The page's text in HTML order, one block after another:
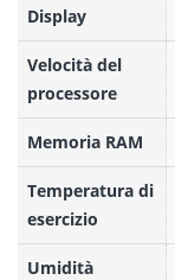
Display
Velocità del
processore
Memoria RAM
Temperatura di
esercizio
Umidità